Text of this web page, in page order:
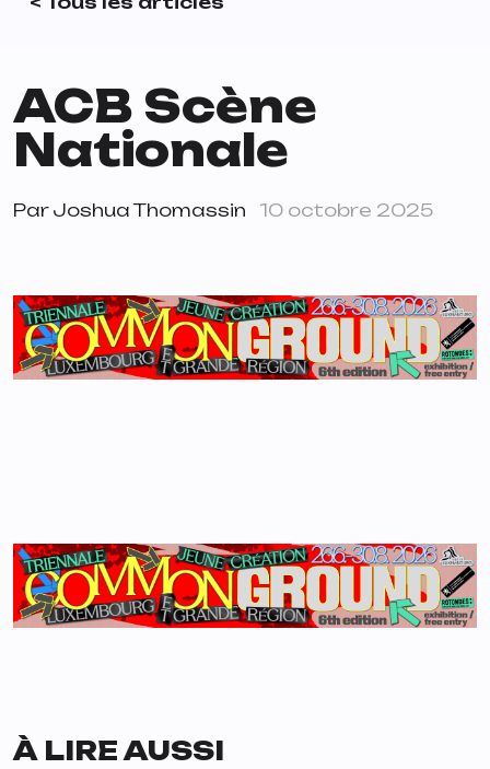
ACB Scène
Nationale
Par Joshua Thomassin 10 octobre 2025
À LIRE AUSSI